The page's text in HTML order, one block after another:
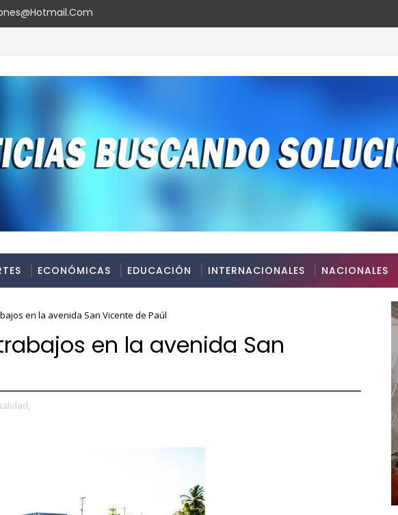
ECONÓMICAS EDUCACIÓN INTERNACIONALES NACIONALES
en la avenida San Vicente de Paúl
en la avenida San